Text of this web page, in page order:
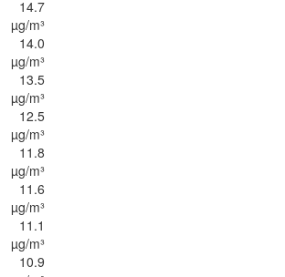
14.7
µg/m³
14.0
µg/m³
13.5
µg/m³
12.5
µg/m³
11.8
µg/m³
11.6
µg/m³
11.1
µg/m³
10.9